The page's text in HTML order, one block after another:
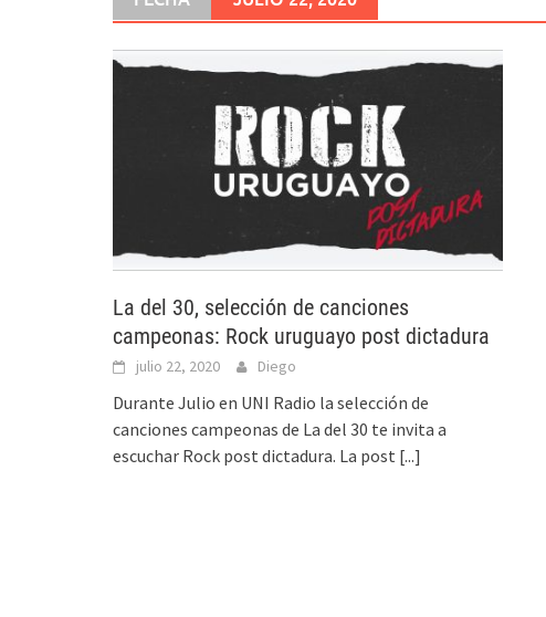
La del 30, selección de canciones
campeonas: Rock uruguayo post dictadura
julio 22, 2020 Diego
Durante Julio en UNI Radio la selección de
canciones campeonas de La del 30 te invita a
escuchar Rock post dictadura. La post [...]